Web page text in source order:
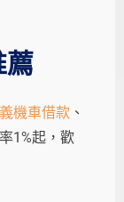
薦
機車借款 、
1%起，歡